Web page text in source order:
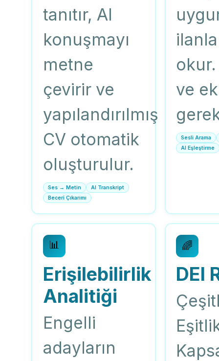
tanıtır, AI
konuşmayı
metne
çevirir ve
yapılandırılmış
CV otomatik
oluşturulur.
Ses → Metin
AI Transkript
Beceri Çıkarımı
ve
Sesli Arama
AI Eşleştirme
📊
Erişilebilirlik
Analitiği
Engelli
adayların
🌈
DEI